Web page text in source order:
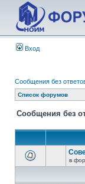
Вход
Сообщения без
Список форумов
Сообщения без
в